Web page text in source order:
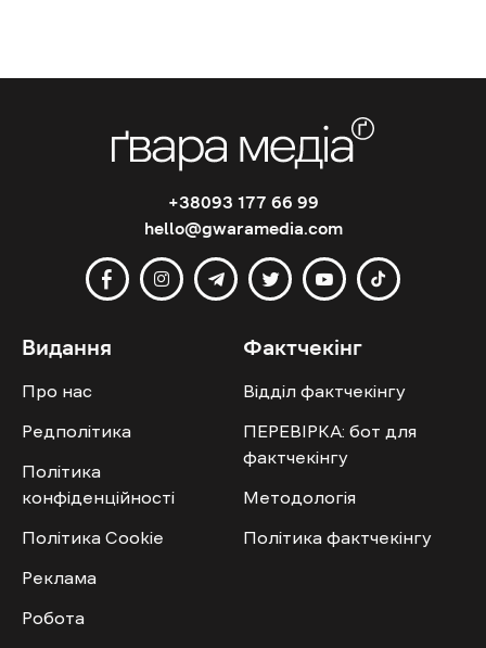
+38093 177 66 99
hello@gwaramedia.com
Видання
Про нас
Редполітика
Політика
конфіденційності
Політика Cookie
Реклама
Робота
Фактчекінг
Відділ фактчекінгу
ПЕРЕВІРКА: бот для
фактчекінгу
Методологія
Політика фактчекінгу